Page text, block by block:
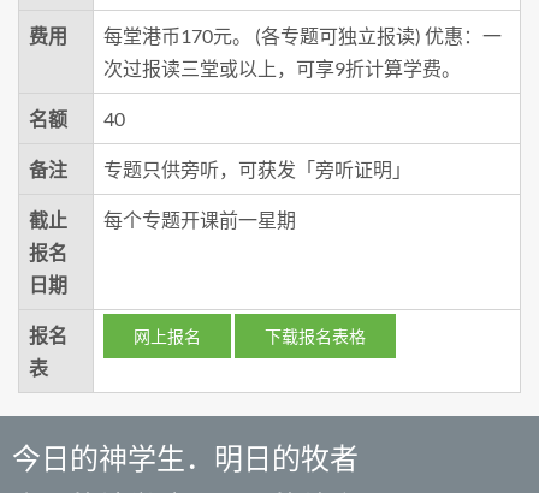
费用
每堂港币170元。 (各专题可独立报读) 优惠：一
次过报读三堂或以上，可享9折计算学费。
名额 40
备注 专题只供旁听，可获发「旁听证明」
截止
报名
日期
每个专题开课前一星期
报名
表
网上报名 下载报名表格
今日的神学生．明日的牧者